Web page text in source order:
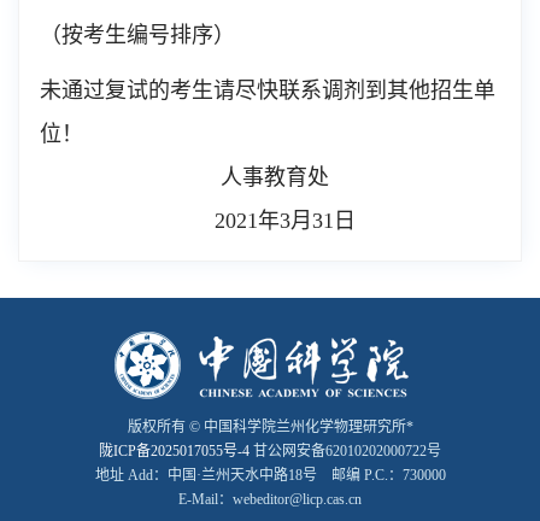
（按考生编号排序）
未通过复试的考生请尽快联系调剂到其他招生单
位！
人事教育处
2021年3月31日
版权所有 © 中国科学院兰州化学物理研究所*
陇ICP备2025017055号-4 甘公网安备62010202000722号
地址 Add：中国·兰州天水中路18号 邮编 P.C.：730000
E-Mail：webeditor@licp.cas.cn